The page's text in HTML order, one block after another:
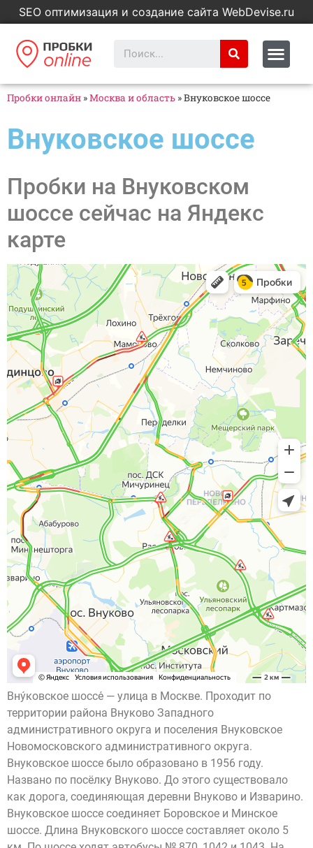
SEO оптимизация и создание сайта WebDevise.ru
Пробки онлайн »Москва и область »Внуковское шоссе
Внуковское шоссе
Пробки на Внуковском
шоссе сейчас на Яндекс
карте
Вну́ковское шоссе́ — улица в Москве. Проходит по
территории района Внуково Западного
административного округа и поселения Внуковское
Новомосковского административного округа.
Внуковское шоссе было образовано в 1956 году.
Названо по посёлку Внуково. До этого существовало
как дорога, соединяющая деревни Внуково и Изварино.
Внуковское шоссе соединяет Боровское и Минское
шоссе. Длина Внуковского шоссе составляет около 5